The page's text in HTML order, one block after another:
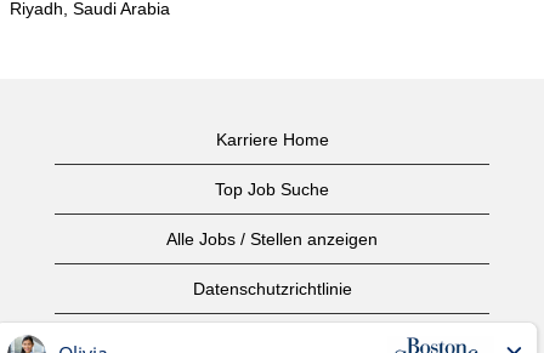
Riyadh, Saudi Arabia
Karriere Home
Top Job Suche
Alle Jobs / Stellen anzeigen
Datenschutzrichtlinie